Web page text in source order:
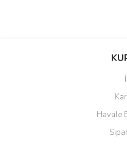
Bu ürüne
Ürün resmi kalitesiz,
Ürün açıklamasında eksik
Ürün bilgilerinde hatalar
Havale